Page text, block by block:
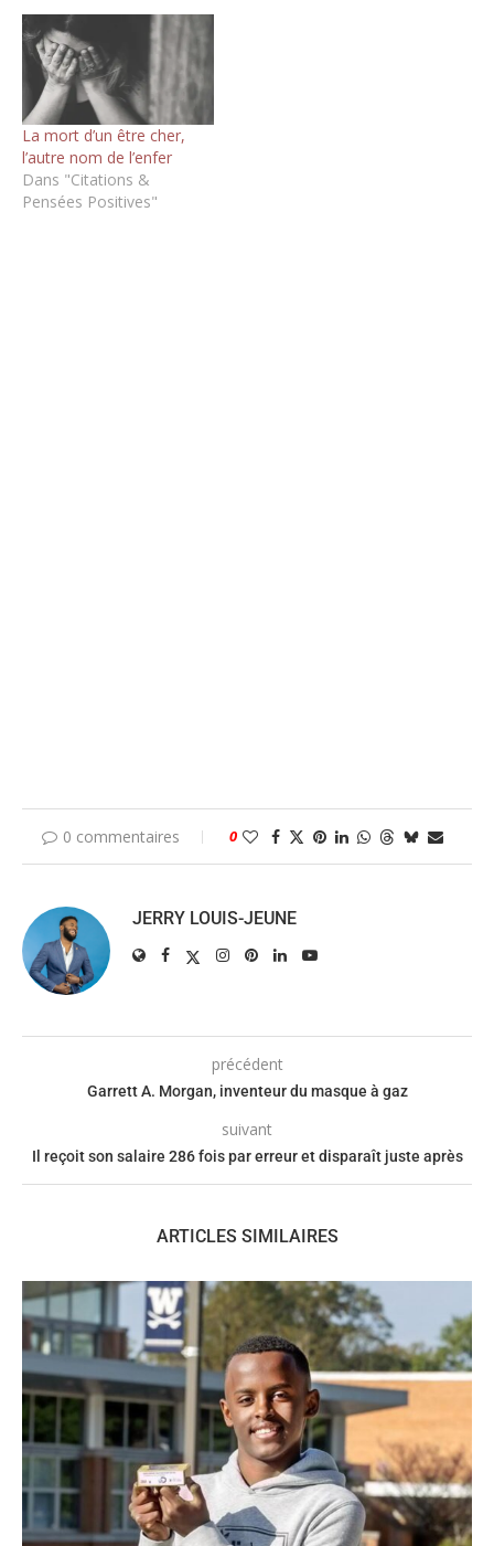
La mort d’un être cher,
l’autre nom de l’enfer
Dans "Citations &
Pensées Positives"
0 commentaires 0
JERRY LOUIS-JEUNE
précédent
Garrett A. Morgan, inventeur du masque à gaz
suivant
Il reçoit son salaire 286 fois par erreur et disparaît juste après
ARTICLES SIMILAIRES